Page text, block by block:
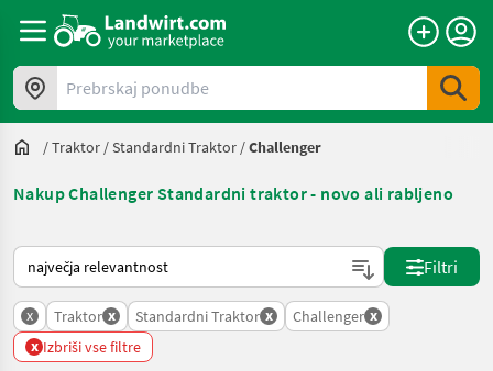
Prebrskaj ponudbe
/Traktor /Standardni Traktor /Challenger
Nakup Challenger Standardni traktor - novo ali rabljeno
Tako je razvrščeno na Landwirt.com
Filtri
x Traktor x Standardni Traktor x Challenger x
x Izbriši vse filtre